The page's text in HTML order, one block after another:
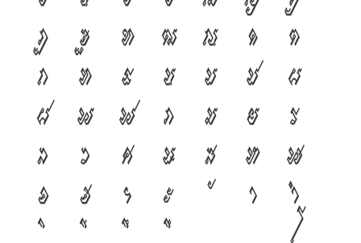
ฏ
ฐ ฑ ฒ ณ ด
ต
ถ
ท ธ น บ ป ผ
ฝ พ ฟ ภ ม ย
ร
ล
ว ศ ษ ส ห ฬ
อ
ฮ ฯ ะ า
ำ
โ